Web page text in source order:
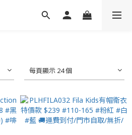
每頁顯示 24 個